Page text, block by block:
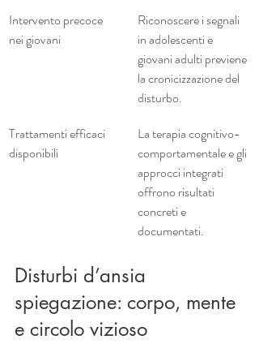
Intervento precoce
nei giovani
Riconoscere i segnali
in adolescenti e
giovani adulti previene
la cronicizzazione del
disturbo.
Trattamenti efficaci
disponibili
La terapia cognitivo-
comportamentale e gli
approcci integrati
offrono risultati
concreti e
documentati.
Disturbi d’ansia
spiegazione: corpo, mente
e circolo vizioso